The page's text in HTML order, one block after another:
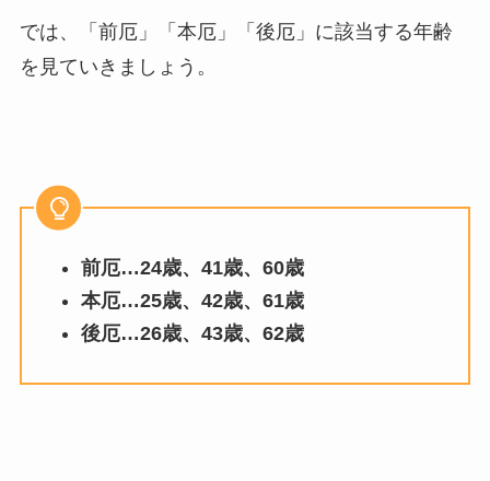
では、「前厄」「本厄」「後厄」に該当する年齢
を見ていきましょう。
前厄…24歳、41歳、60歳
本厄…25歳、42歳、61歳
後厄…26歳、43歳、62歳